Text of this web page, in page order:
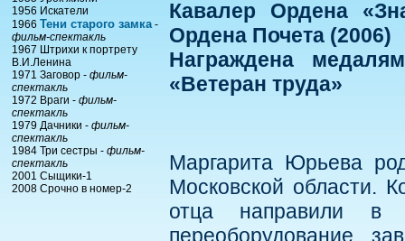
1956 Искатели
1966 Тени старого замка-
фильм-спектакль
1967 Штрихи к портрету
В.И.Ленина
1971 Заговор - фильм-
спектакль
1972 Враги - фильм-
спектакль
1979 Дачники - фильм-
спектакль
1984 Три сестры - фильм-
спектакль
2001 Сыщики-1
2008 Срочно в номер-2
Кавалер Ордена
Ордена Почета (2006)
Награждена
«Ветеран труда»
Маргарита Юрьева
Московской области.
отца направили в
переоборудование